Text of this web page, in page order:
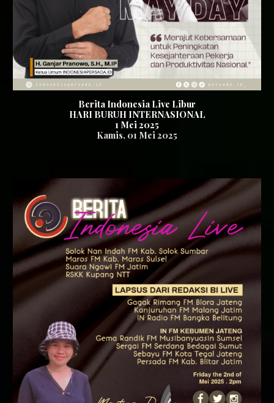
Berita Indonesia Live Libur
HARI BURUH INTERNASIONAL
1 Mei 2025
Kamis, 01 Mei2025